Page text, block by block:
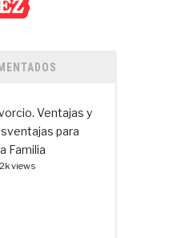
Ventajas y
para
Familia
views